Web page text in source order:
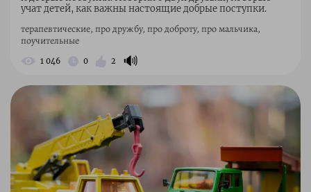
учат детей, как важны настоящие добрые поступки.
терапевтические, про дружбу, про доброту, про мальчика,
поучительные
1 046 0 2 🔊